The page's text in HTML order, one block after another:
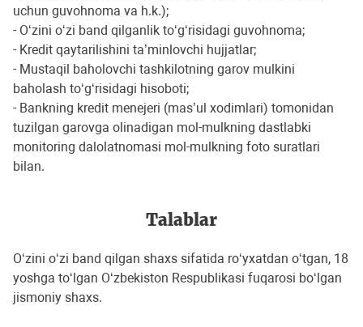
uchun guvohnoma va h.k.);
- O‘zini o‘zi band qilganlik to‘g‘risidagi guvohnoma;
- Kredit qaytarilishini ta’minlovchi hujjatlar;
- Mustaqil baholovchi tashkilotning garov mulkini
baholash to‘g‘risidagi hisoboti;
- Bankning kredit menejeri (mas’ul xodimlari) tomonidan
tuzilgan garovga olinadigan mol-mulkning dastlabki
monitoring dalolatnomasi mol-mulkning foto suratlari
bilan.
Talablar
O‘zini o‘zi band qilgan shaxs sifatida ro‘yxatdan o‘tgan, 18
yoshga to‘lgan O‘zbekiston Respublikasi fuqarosi bo‘lgan
jismoniy shaxs.